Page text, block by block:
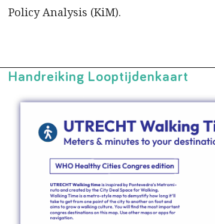
Policy Analysis (KiM).
Handreiking Looptijdenkaart